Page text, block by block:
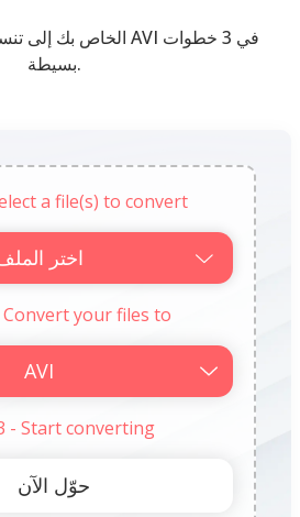
بسيطة.
a file(s) to convert
اختر
Convert your files to
- Start converting